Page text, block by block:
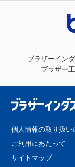
ブラザーイン
ブラザー
個人情報の取り扱い
ご利用にあたって
サイトマップ